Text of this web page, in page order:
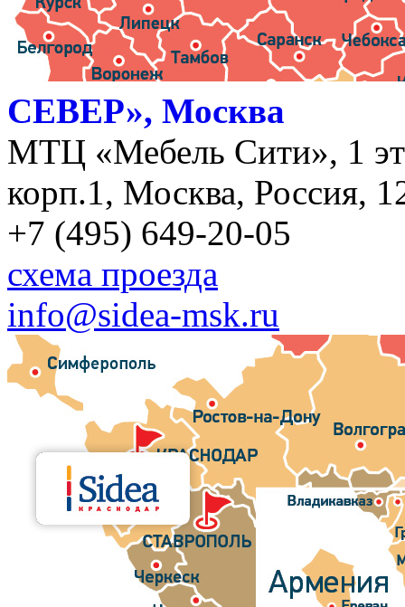
СЕВЕР», Москва
МТЦ «Мебель Сити», 1
корп.1, Москва, Россия,
+7 (495) 649-20-05
схема проезда
info@sidea-msk.ru